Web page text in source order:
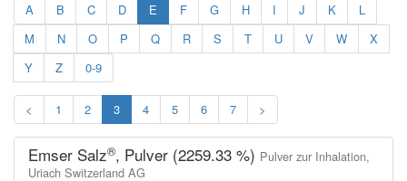
A B C D E F G H I J K
L
M
N O P Q R S T U V W
X
Y
Z 0-9
< 1 2 3 4 5 6 7 >
Emser Salz®, Pulver (2259.33 %) Pulver zur Inhalation,
Uriach Switzerland AG